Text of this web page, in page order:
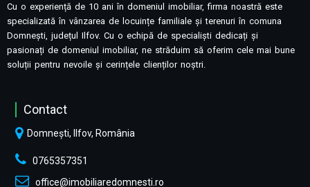
Cu o experiență de 10 ani în domeniul imobiliar, firma noastră este
specializată în vânzarea de locuințe familiale și terenuri în comuna
Domnești, județul Ilfov. Cu o echipă de specialiști dedicați și
pasionați de domeniul imobiliar, ne străduim să oferim cele mai bune
soluții pentru nevoile și cerințele clienților noștri.
Contact
Domnești, Ilfov, România
0765357351
office@imobiliaredomnesti.ro